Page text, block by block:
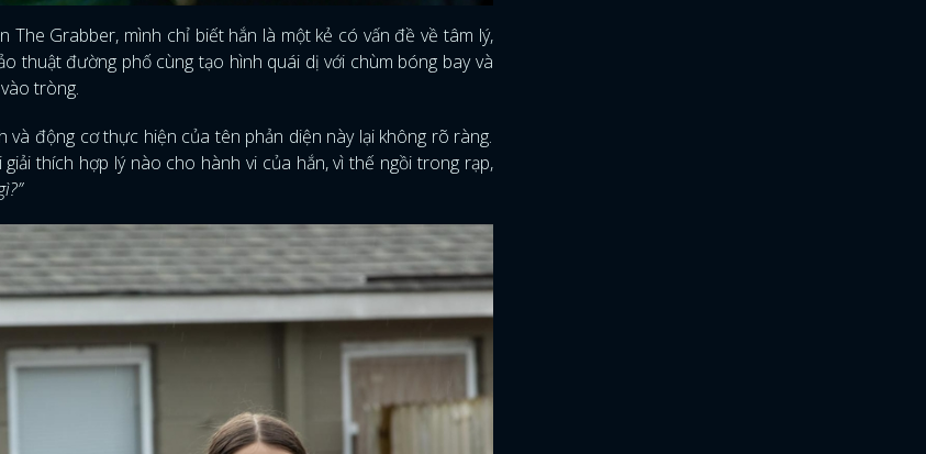
The Grabber, mình chỉ biết hắn là một kẻ có vấn đề về tâm lý,
thuật đường phố cùng tạo hình quái dị với chùm bóng bay và
tròng.
động cơ thực hiện của tên phản diện này lại không rõ ràng.
giải thích hợp lý nào cho hành vi của hắn, vì thế ngồi trong rạp,